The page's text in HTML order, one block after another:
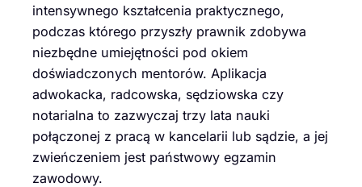
intensywnego kształcenia praktycznego,
podczas którego przyszły prawnik zdobywa
niezbędne umiejętności pod okiem
doświadczonych mentorów. Aplikacja
adwokacka, radcowska, sędziowska czy
notarialna to zazwyczaj trzy lata nauki
połączonej z pracą w kancelarii lub sądzie, a jej
zwieńczeniem jest państwowy egzamin
zawodowy.